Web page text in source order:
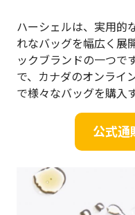
ハーシェルは、実用的
れなバッグを幅広く展
ックブランドの一つで
で、カナダのオンライ
で様々なバッグを購入
公式通